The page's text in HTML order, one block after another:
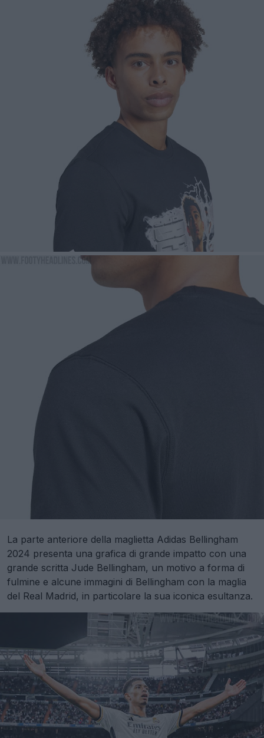
La parte anteriore della maglietta Adidas Bellingham
2024 presenta una grafica di grande impatto con una
grande scritta Jude Bellingham, un motivo a forma di
fulmine e alcune immagini di Bellingham con la maglia
del Real Madrid, in particolare la sua iconica esultanza.